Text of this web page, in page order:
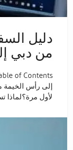
دليل
من دبي
إلى رأس الخيمة
لأول